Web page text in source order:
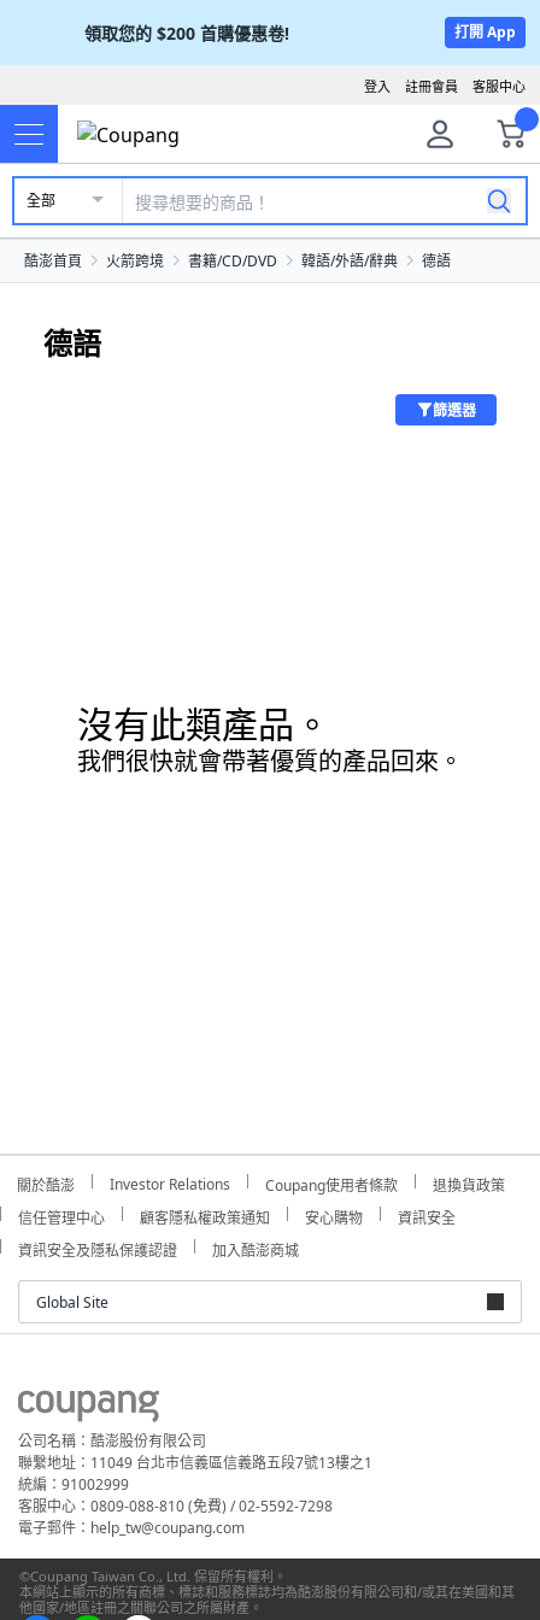
領取您的 $200 首購優惠卷! 打開 App
客服中心
註冊會員
登入
全部
酷澎首頁 火箭跨境 書籍/CD/DVD 韓語/外語/辭典 德語
德語
篩選器
沒有此類產品。
我們很快就會帶著優質的產品回來。
關於酷澎 Investor Relations Coupang使用者條款
退換貨政策
信任管理中心
顧客隱私權政策通知 安心購物
資訊安全
資訊安全及隱私保護認證
加入酷澎商城
Global Site
公司名稱：酷澎股份有限公司
聯繫地址：11049 台北市信義區信義路五段7號13樓之1
統編：91002999
客服中心：0809-088-810 (免費) / 02-5592-7298
電子郵件：help_tw@coupang.com
©Coupang Taiwan Co., Ltd. 保留所有權利。
本網站上顯示的所有商標、標誌和服務標誌均為酷澎股份有限公司和/或其在美國和其
他國家/地區註冊之關聯公司之所屬財產。